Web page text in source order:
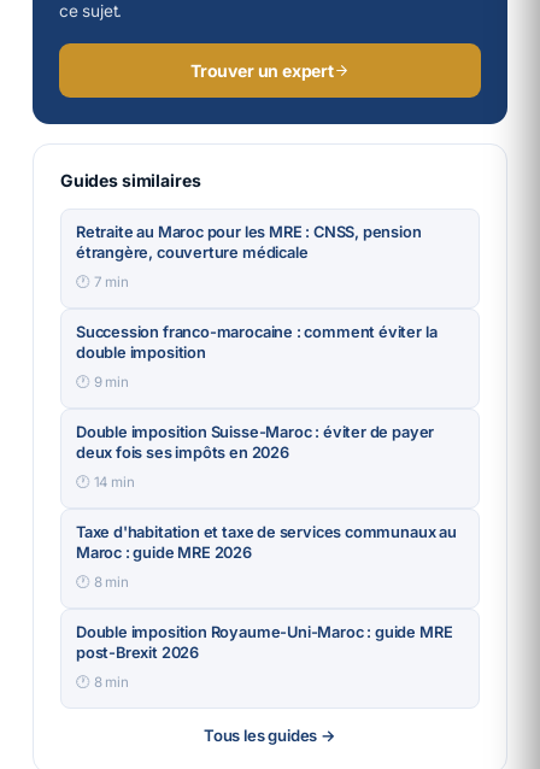
ce sujet.
Trouver un expert
Guides similaires
Retraite au Maroc pour les MRE : CNSS, pension
étrangère, couverture médicale
🕐 7 min
Succession franco-marocaine : comment éviter la
double imposition
🕐 9min
Double imposition Suisse-Maroc : éviter de payer
deux fois ses impôts en 2026
🕐 14 min
Taxe d'habitation et taxe de services communaux au
Maroc : guide MRE 2026
🕐 8min
Double imposition Royaume-Uni-Maroc : guide MRE
post-Brexit 2026
🕐 8min
Tous les guides →